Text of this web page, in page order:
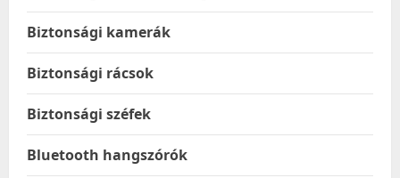
Biztonsági kamerák
Biztonsági rácsok
Biztonsági széfek
Bluetooth hangszórók